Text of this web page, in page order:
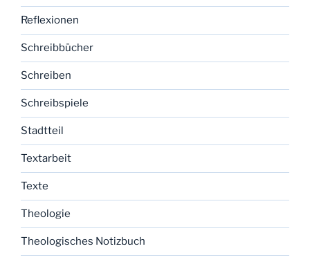
Reflexionen
Schreibbücher
Schreiben
Schreibspiele
Stadtteil
Textarbeit
Texte
Theologie
Theologisches Notizbuch